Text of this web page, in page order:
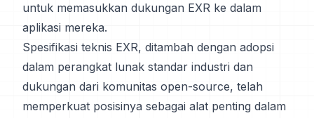
untuk memasukkan dukungan EXR ke dalam
aplikasi mereka.
Spesifikasi teknis EXR, ditambah dengan adopsi
dalam perangkat lunak standar industri dan
dukungan dari komunitas open-source, telah
memperkuat posisinya sebagai alat penting dalam